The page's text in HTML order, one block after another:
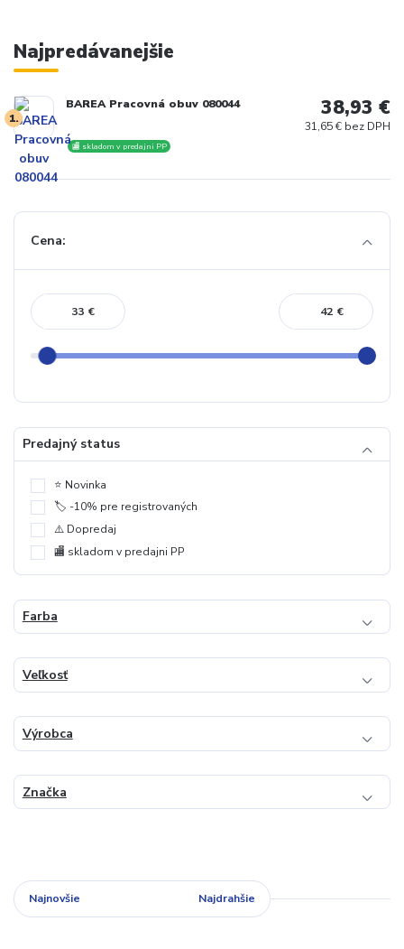
Najpredávanejšie
1.
BAREA Pracovná obuv 080044
🏬 skladom v predajni PP
38,93 €
31,65 € bez DPH
Cena:
€ €
Predajný status
⭐️ Novinka
🏷️ -10% pre registrovaných
⚠️ Dopredaj
🏬 skladom v predajni PP
Farba
Veľkosť
Výrobca
Značka
Najnovšie Najdrahšie